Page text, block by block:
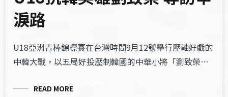
淚路
U18亞洲青棒錦標賽在台灣時間9月12號舉行壓軸好戲的
中韓大戰，以五局好投壓制韓國的中華小將「劉致榮…
READ MORE